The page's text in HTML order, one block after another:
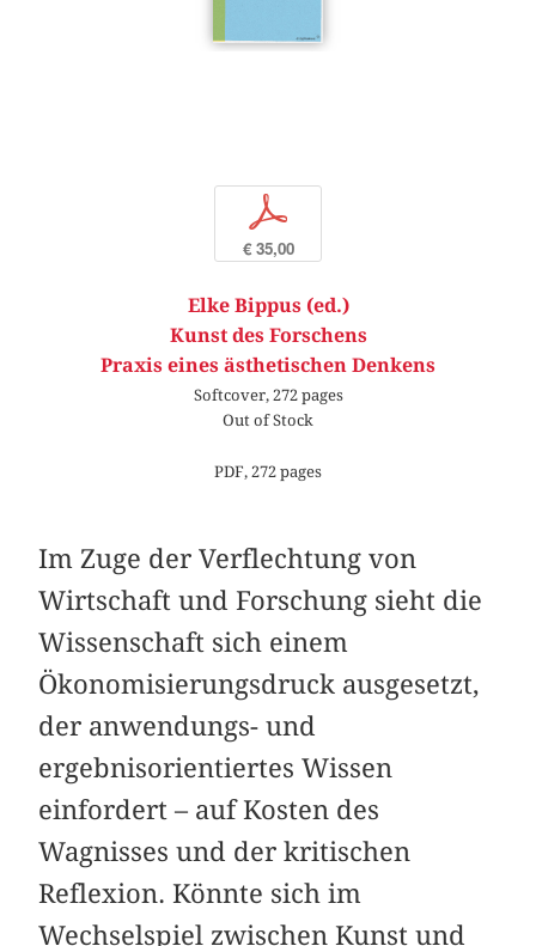
p
€ 35,00
Elke Bippus (ed.)
Kunst des Forschens
Praxis eines ästhetischen Denkens
Softcover, 272 pages
Out of Stock
PDF, 272 pages
Im Zuge der Verflechtung von
Wirtschaft und Forschung sieht die
Wissenschaft sich einem
Ökonomisierungsdruck ausgesetzt,
der anwendungs- und
ergebnisorientiertes Wissen
einfordert – auf Kosten des
Wagnisses und der kritischen
Reflexion. Könnte sich im
Wechselspiel zwischen Kunst und